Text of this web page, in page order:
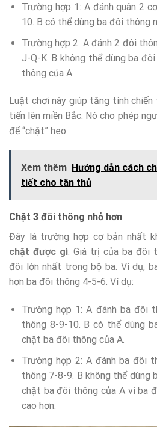
Trường hợp 1: A đánh quân 2
10. B có thể dùng ba đôi thông
Trường hợp 2: A đánh 2 đôi
J-Q-K. B không thể dùng ba
thông của A.
Luật chơi này giúp tăng tính
tiến lên miền Bắc. Nó cho phép
để “chặt” heo
Xem thêm Hướng dẫn cách
tiết cho tân thủ
Chặt 3 đôi thông nhỏ hơn
Đây là trường hợp cơ bản nhất
chặt được gì. Giá trị của ba đôi
đôi lớn nhất trong bộ ba. Ví dụ,
hơn ba đôi thông 4-5-6. Ví dụ:
Trường hợp 1: A đánh ba đôi
thông 8-9-10. B có thể dùng
chặt ba đôi thông của A.
Trường hợp 2: A đánh ba đôi
thông 7-8-9. B không thể dùng
chặt ba đôi thông của A vì ba
cao hơn.